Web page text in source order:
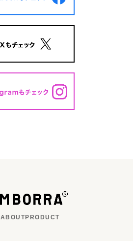
ABOUTPRODUCT